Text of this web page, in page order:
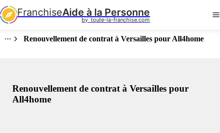
FranchiseAide à la Personne
by  toute-la-franchise.com
Renouvellement de contrat à Versailles pour All4home
Renouvellement de contrat à Versailles pour
All4home